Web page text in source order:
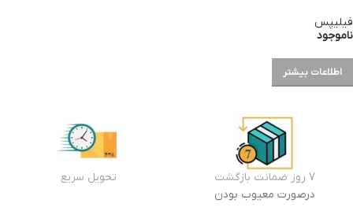
فیلیپس
ناموجود
اطلاعات بیشتر
7 روز ضمانت بازگشت
درصورت معیوب بودن
تحویل سریع